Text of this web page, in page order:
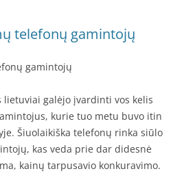
telefonų gamintojų
gamintojų
lietuviai galėjo įvardinti vos kelis
kurie tuo metu buvo itin
Šiuolaikiška telefonų rinka siūlo
kas veda prie dar didesnė
kainų tarpusavio konkuravimo.